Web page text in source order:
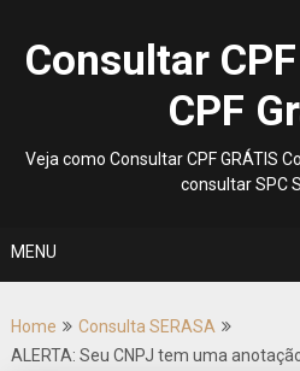
contentConsultar
CPF
Veja como Consultar CPF GRÁTIS
consultar SPC
MENU
Home
Consulta SERASA
ALERTA: Seu CNPJ tem uma